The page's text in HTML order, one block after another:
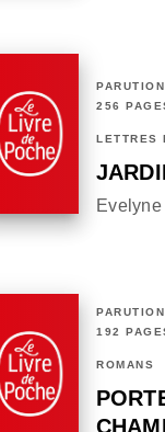
256
LETTRES
192
ROMANS